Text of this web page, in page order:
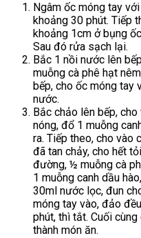
Ngâm ốc móng tay
khoảng 30 phút. Tiếp
khoảng 1cm ở bụng
Sau đó rửa sạch lại.
Bắc 1 nồi nước lên
muỗng cà phê hạt
bếp, cho ốc móng tay
nước.
Bắc chảo lên bếp,
nóng, đổ 1 muỗng
ra. Tiếp theo, cho vào
đã tan chảy, cho hết
đường, ½ muỗng cà
1 muỗng canh dầu
30ml nước lọc, đun
móng tay vào, đảo
phút, thì tắt. Cuối
thành món ăn.